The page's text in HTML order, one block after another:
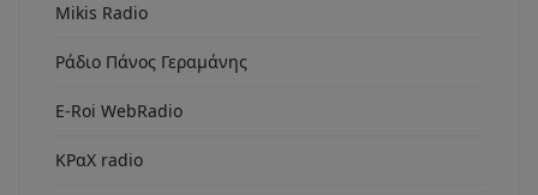
Mikis Radio
Ράδιο Πάνος Γεραμάνης
Ε-Roi WebRadio
ΚΡαΧ radio